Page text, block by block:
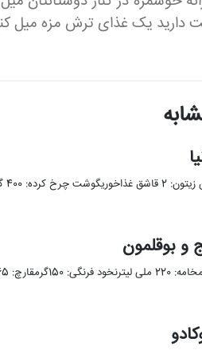
دارید یک غذای ترش مزه میل